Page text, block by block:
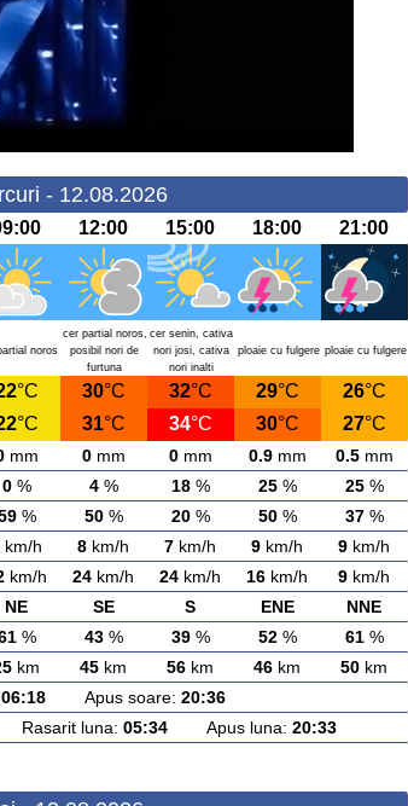
- 12.08.2026
12:00 15:00 18:00 21:00
noros
cer partial noros,
posibil nori de
furtuna
cer senin, cativa
nori josi, cativa
nori inalti
ploaie cu fulgere ploaie cu fulgere
°C 30°C 32°C 29°C 26°C
°C 31°C 34°C 30°C 27°C
mm 0mm 0mm 0.9mm 0.5mm
0% 4% 18% 25% 25%
% 50% 20% 50% 37%
km/h 8 km/h 7 km/h 9 km/h 9 km/h
km/h 24 km/h 24 km/h 16 km/h 9 km/h
NE SE S ENE NNE
% 43% 39% 52% 61%
km 45 km 56 km 46 km 50 km
06:18 Apus soare: 20:36
luna: 05:34 Apus luna: 20:33